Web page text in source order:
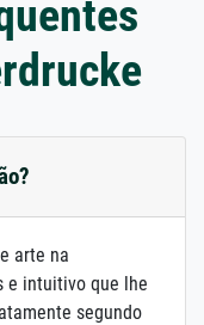
arte na
e intuitivo que lhe
segundo